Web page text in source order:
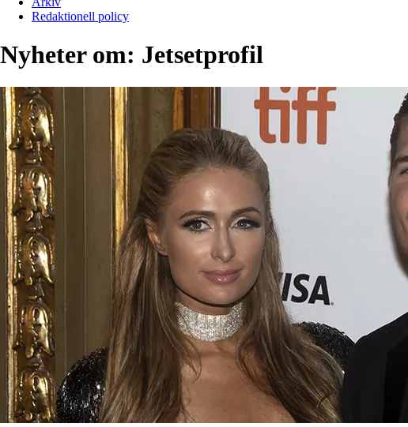
Redaktionell policy
Nyheter om: Jetsetprofil